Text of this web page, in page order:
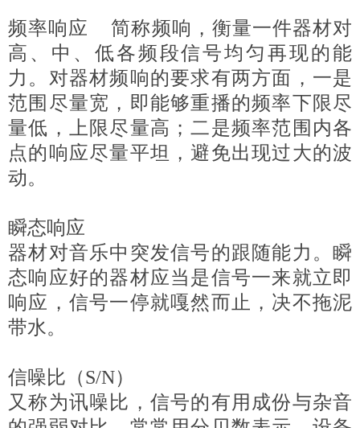
频率响应 简称频响，衡量一件器材对
高、中、低各频段信号均匀再现的能
力。对器材频响的要求有两方面，一是
范围尽量宽，即能够重播的频率下限尽
量低，上限尽量高；二是频率范围内各
点的响应尽量平坦，避免出现过大的波
动。
瞬态响应
器材对音乐中突发信号的跟随能力。瞬
态响应好的器材应当是信号一来就立即
响应，信号一停就嘎然而止，决不拖泥
带水。
信噪比（S/N）
又称为讯噪比，信号的有用成份与杂音